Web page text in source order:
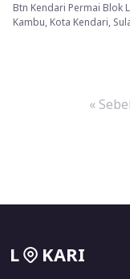
Btn Kendari Permai Blok
Kambu, Kota Kendari,
«
L KARI